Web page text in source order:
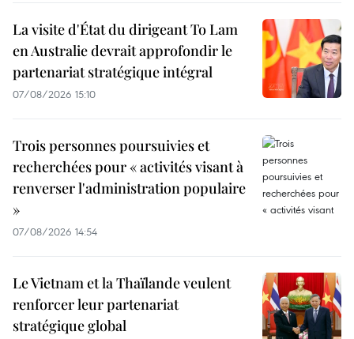
La visite d'État du dirigeant To Lam
en Australie devrait approfondir le
partenariat stratégique intégral
07/08/2026 15:10
Trois personnes poursuivies et
recherchées pour « activités visant à
renverser l'administration populaire
»
07/08/2026 14:54
Le Vietnam et la Thaïlande veulent
renforcer leur partenariat
stratégique global